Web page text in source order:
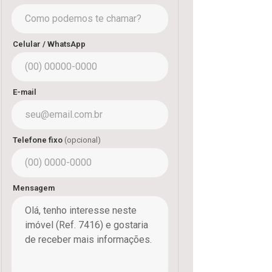
Celular / WhatsApp
E-mail
Telefone fixo (opcional)
Mensagem